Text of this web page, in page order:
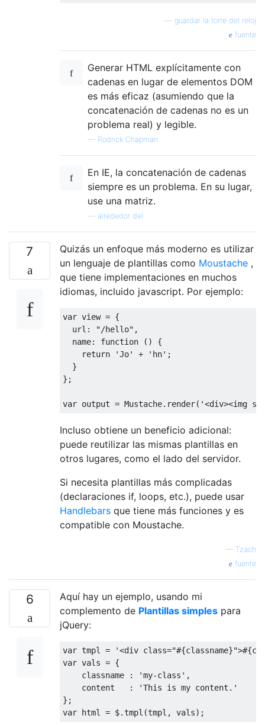
guardar la torre del reloj
fuente
Generar HTML explícitamente con
cadenas en lugar de elementos DOM
es más eficaz (asumiendo que la
concatenación de cadenas no es un
problema real) y legible.
— Rodrick Chapman
En IE, la concatenación de cadenas
siempre es un problema. En su lugar,
use una matriz.
alrededor del
7
Quizás un enfoque más moderno es utilizar
un lenguaje de plantillas como Moustache ,
que tiene implementaciones en muchos
idiomas, incluido javascript. Por ejemplo:
var view = {
  url
: "/hello" ,
  name
: function ()
{
return
'Jo' + 'hn' ;
}
};
var output = Mustache. render( '<div><img
Incluso obtiene un beneficio adicional:
puede reutilizar las mismas plantillas en
otros lugares, como el lado del servidor.
Si necesita plantillas más complicadas
(declaraciones if, loops, etc.), puede usar
Handlebars que tiene más funciones y es
compatible con Moustache.
— Tzach
fuente
6
Aquí hay un ejemplo, usando mi
complemento de Plantillas simples para
jQuery:
var tmpl =
'<div
var vals = {
    classname
: 'my-class' ,
    content
:
'This is my content.'
};
var html = $.tmpl (tmpl , vals);